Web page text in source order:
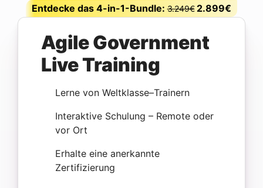
Entdecke das 4-in-1-Bundle:3.249€2.899€
Agile Government
Live Training
Lerne von Weltklasse–Trainern
Interaktive Schulung – Remote oder
vor Ort
Erhalte eine anerkannte
Zertifizierung